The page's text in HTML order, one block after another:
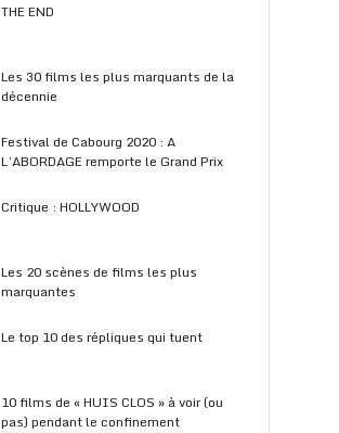
THE END
Les 30 films les plus marquants de la
décennie
Festival de Cabourg 2020 : A
L’ABORDAGE remporte le Grand Prix
Critique : HOLLYWOOD
Les 20 scènes de films les plus
marquantes
Le top 10 des répliques qui tuent
10 films de « HUIS CLOS » à voir (ou
pas) pendant le confinement